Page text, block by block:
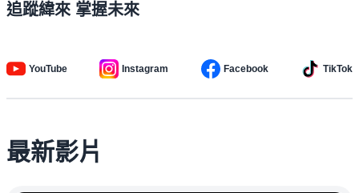
追蹤緯來 掌握未來
YouTube Instagram Facebook TikTok
最新影片